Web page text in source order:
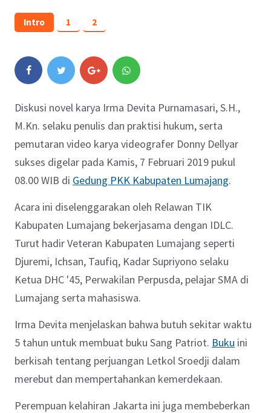
Intro 1 2
Diskusi novel karya Irma Devita Purnamasari, S.H.,
M.Kn. selaku penulis dan praktisi hukum, serta
pemutaran video karya videografer Donny Dellyar
sukses digelar pada Kamis, 7 Februari 2019 pukul
08.00 WIB di Gedung PKK Kabupaten Lumajang.
Acara ini diselenggarakan oleh Relawan TIK
Kabupaten Lumajang bekerjasama dengan IDLC.
Turut hadir Veteran Kabupaten Lumajang seperti
Djuremi, Ichsan, Taufiq, Kadar Supriyono selaku
Ketua DHC '45, Perwakilan Perpusda, pelajar SMA di
Lumajang serta mahasiswa.
Irma Devita menjelaskan bahwa butuh sekitar waktu
5 tahun untuk membuat buku Sang Patriot. Buku ini
berkisah tentang perjuangan Letkol Sroedji dalam
merebut dan mempertahankan kemerdekaan.
Perempuan kelahiran Jakarta ini juga membeberkan